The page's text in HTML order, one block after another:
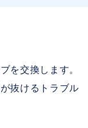
を交換します。
抜けるトラブル